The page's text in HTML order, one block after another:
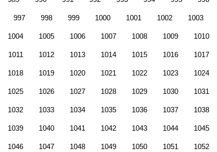
997 998 999 1000 1001 1002 1003
1004 1005 1006 1007 1008 1009 1010
1011 1012 1013 1014 1015 1016 1017
1018 1019 1020 1021 1022 1023 1024
1025 1026 1027 1028 1029 1030 1031
1032 1033 1034 1035 1036 1037 1038
1039 1040 1041 1042 1043 1044 1045
1046 1047 1048 1049 1050 1051 1052